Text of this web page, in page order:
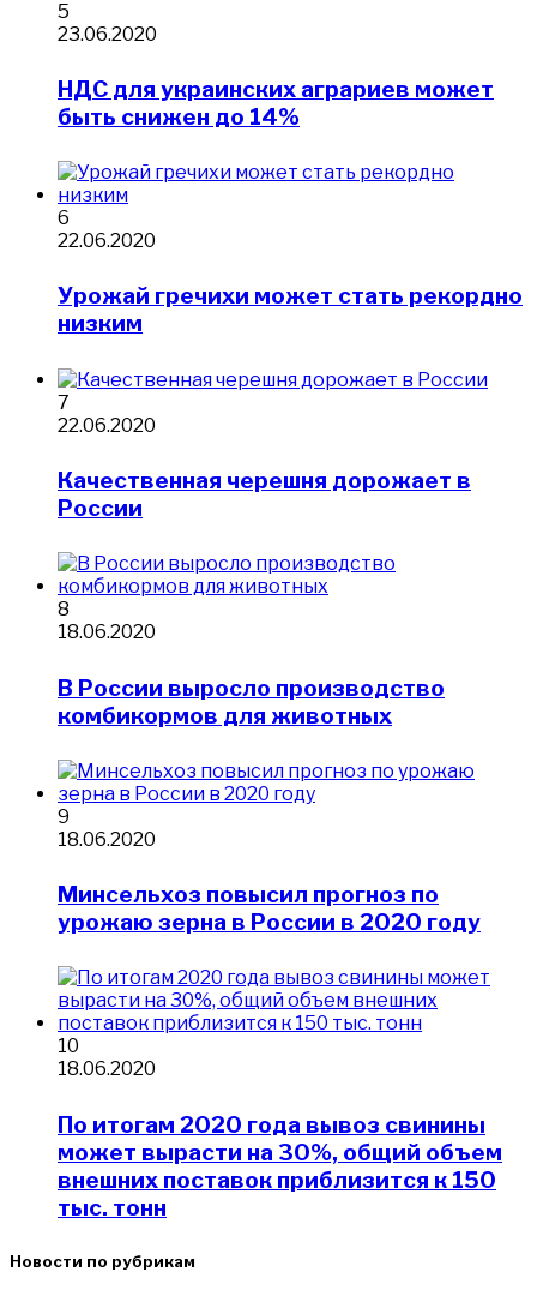
5
23.06.2020
НДС для украинских аграриев может
быть снижен до 14%
6
22.06.2020
Урожай гречихи может стать рекордно
низким
7
22.06.2020
​Качественная черешня дорожает в
России
8
18.06.2020
​В России выросло производство
комбикормов для животных
9
18.06.2020
Минсельхоз повысил прогноз по
урожаю зерна в России в 2020 году
10
18.06.2020
​По итогам 2020 года вывоз свинины
может вырасти на 30%, общий объем
внешних поставок приблизится к 150
тыс. тонн
Новости по рубрикам